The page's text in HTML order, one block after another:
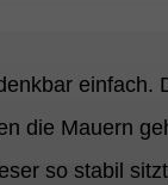
einfach.
die Mauern
so stabil